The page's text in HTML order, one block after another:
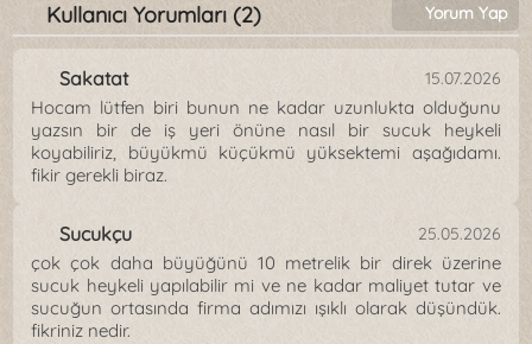
Kullanıcı Yorumları (2) Yorum Yap
Sakatat 15.07.2026
Hocam lütfen biri bunun ne kadar uzunlukta olduğunu
yazsın bir de iş yeri önüne nasıl bir sucuk heykeli
koyabiliriz, büyükmü küçükmü yüksektemi aşağıdamı.
fikir gerekli biraz.
Sucukçu 25.05.2026
çok çok daha büyüğünü 10 metrelik bir direk üzerine
sucuk heykeli yapılabilir mi ve ne kadar maliyet tutar ve
sucuğun ortasında firma adımızı ışıklı olarak düşündük.
fikriniz nedir.